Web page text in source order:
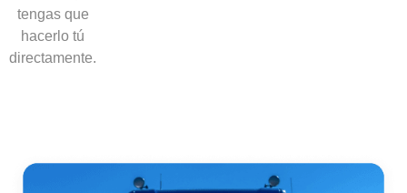
tengas que
hacerlo tú
directamente.